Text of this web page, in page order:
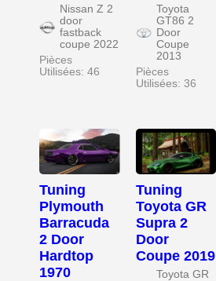
Nissan Z 2
door
fastback
coupe 2022
Pièces
Utilisées: 46
Toyota
GT86 2
Door
Coupe
2013
Pièces
Utilisées: 36
Tuning
Plymouth
Barracuda
2 Door
Hardtop
1970
Tuning
Toyota GR
Supra 2
Door
Coupe 2019
Toyota GR